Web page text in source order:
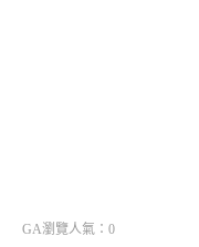
GA瀏覽人氣：0